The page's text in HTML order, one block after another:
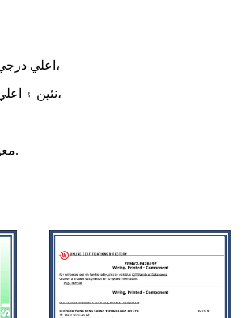
اعلي درجي ٽيڪنالاجي انٽرپرائز (2018 ع ۾)،
نئين ۽ اعلي ٽيڪنالاجي انٽرپرائز (2018 ع ۾)،
IATF16949 معيار نظام (2019 ع ۾).